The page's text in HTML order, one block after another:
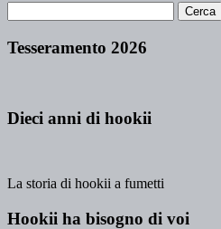
Tesseramento 2026
Dieci anni di hookii
La storia di hookii a fumetti
Hookii ha bisogno di voi